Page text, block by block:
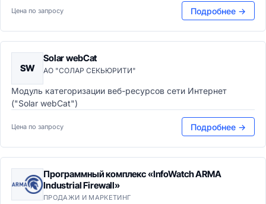
Цена по запросу Подробнее →
SW
Solar webCat
АО "СОЛАР СЕКЬЮРИТИ"
Модуль категоризации веб-ресурсов сети Интернет
("Solar webCat")
Цена по запросу Подробнее →
Программный комплекс «InfoWatch ARMA
Industrial Firewall»
ПРОДАЖИ И МАРКЕТИНГ